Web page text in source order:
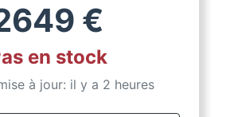
€
en stock
à jour: il y a 2 heures